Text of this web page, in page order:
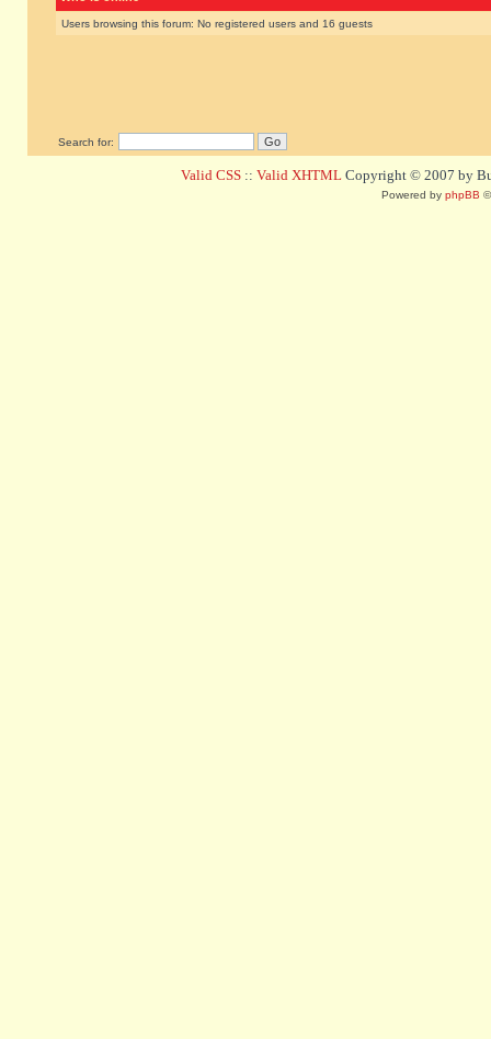
Users browsing this forum: No registered users and 16 guests
Search for:
Valid CSS :: Valid XHTML Copyright © 2007 by
Powered by phpBB